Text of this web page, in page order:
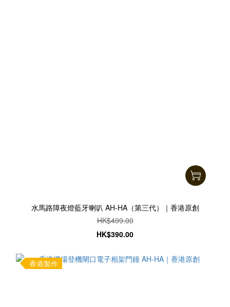
水馬路障夜燈藍牙喇叭 AH-HA（第三代）｜香港原創
HK$499.00
HK$390.00
香港製作